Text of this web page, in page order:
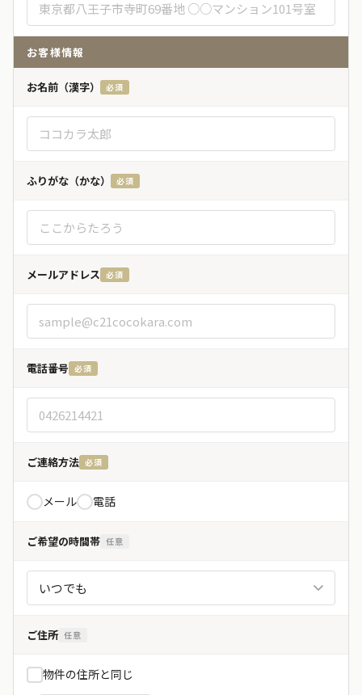
お客様情報
お名前（漢字） 必須
ふりがな（かな） 必須
メールアドレス 必須
電話番号 必須
ご連絡方法 必須
メール 電話
ご希望の時間帯 任意
ご住所 任意
物件の住所と同じ